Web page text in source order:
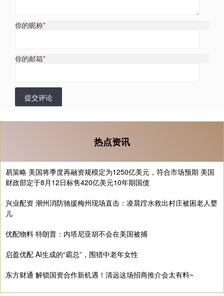
你的昵称*
你的邮箱*
提交评论
热点资讯
易策略 美国将季度再融资规模定为1250亿美元，符合市场预期 美国
财政部定于8月12日标售420亿美元10年期国债
兴业配资 潮州消防驰援梅州现场直击：凌晨蹚水救出村庄被困老人婴
儿
优配物料 特朗普：内塔尼亚胡不会在美国被捕
启盈优配 AI生成的“霸总”，围猎中老年女性
东方财通 解锁国资合作新机遇！清远这场招商推介会太有料~